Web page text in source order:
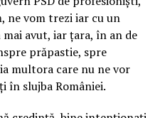
ne vom trezi iar cu un
avut, iar țara, în an de
prăpastie, spre
multora care nu ne vor
în slujba României.